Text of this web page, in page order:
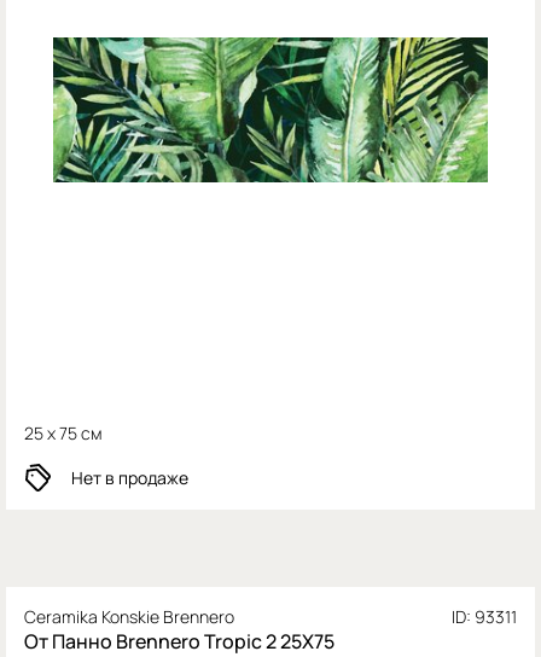
25 x 75 см
Нет в продаже
Ceramika Konskie Brennero ID: 93311
От Панно Brennero Tropic 2 25X75